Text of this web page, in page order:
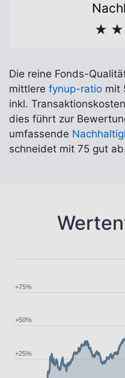
★ ★
Die reine Fonds-
mittlere fynup-ratio mit
inkl.
dies führt zur
umfassende
schneidet mit 75 gut
+25%
+50%
+75%